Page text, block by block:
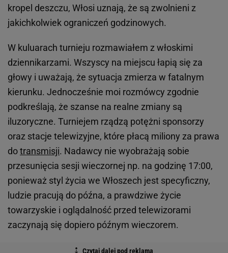
kropel deszczu, Włosi uznają, że są zwolnieni z
jakichkolwiek ograniczeń godzinowych.
W kuluarach turnieju rozmawiałem z włoskimi
dziennikarzami. Wszyscy na miejscu łapią się za
głowy i uważają, że sytuacja zmierza w fatalnym
kierunku. Jednocześnie moi rozmówcy zgodnie
podkreślają, że szanse na realne zmiany są
iluzoryczne. Turniejem rządzą potężni sponsorzy
oraz stacje telewizyjne, które płacą miliony za prawa
dotransmisji. Nadawcy nie wyobrażają sobie
przesunięcia sesji wieczornej np. na godzinę 17:00,
ponieważ styl życia we Włoszech jest specyficzny,
ludzie pracują do późna, a prawdziwe życie
towarzyskie i oglądalność przed telewizorami
zaczynają się dopiero późnym wieczorem.